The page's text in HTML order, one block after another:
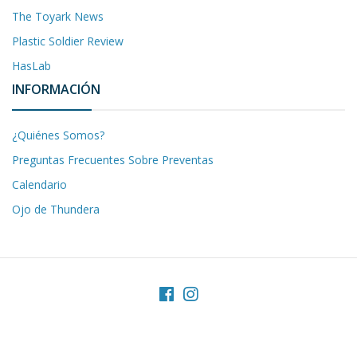
The Toyark News
Plastic Soldier Review
HasLab
INFORMACIÓN
¿Quiénes Somos?
Preguntas Frecuentes Sobre Preventas
Calendario
Ojo de Thundera